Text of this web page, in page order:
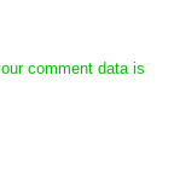
comment data is